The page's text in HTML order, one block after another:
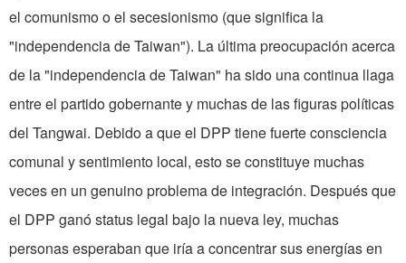
el comunismo o el secesionismo (que significa la
"independencia de Taiwan"). La última preocupación acerca
de la "independencia de Taiwan" ha sido una continua llaga
entre el partido gobernante y muchas de las figuras políticas
del Tangwai. Debido a que el DPP tiene fuerte consciencia
comunal y sentimiento local, esto se constituye muchas
veces en un genuino problema de integración. Después que
el DPP ganó status legal bajo la nueva ley, muchas
personas esperaban que iría a concentrar sus energías en